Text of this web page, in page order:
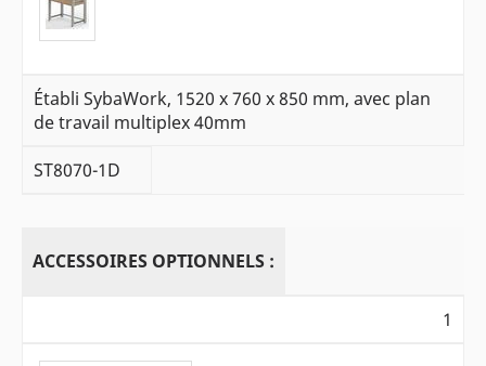
Établi SybaWork, 1520 x 760 x 850 mm, avec plan
de travail multiplex 40mm
ST8070-1D
ACCESSOIRES OPTIONNELS :
1